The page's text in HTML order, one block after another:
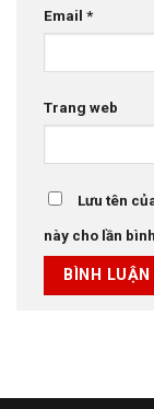
Email *
Trang web
Lưu tên
này cho lần